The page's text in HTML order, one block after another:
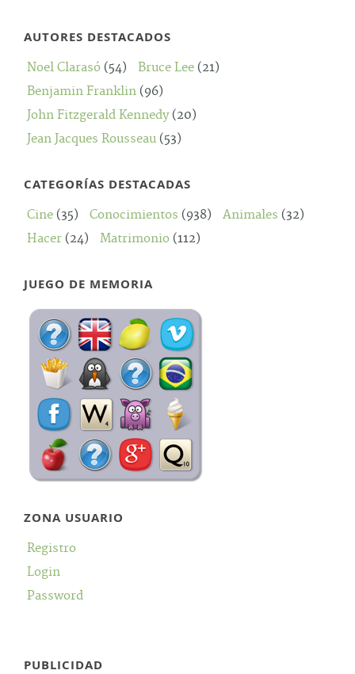
AUTORES DESTACADOS
Noel Clarasó (54) Bruce Lee (21)
Benjamin Franklin (96)
John Fitzgerald Kennedy(20)
Jean Jacques Rousseau (53)
CATEGORÍAS DESTACADAS
Cine (35) Conocimientos (938) Animales (32)
Hacer (24) Matrimonio (112)
JUEGO DE MEMORIA
ZONA USUARIO
Registro
Login
Password
PUBLICIDAD